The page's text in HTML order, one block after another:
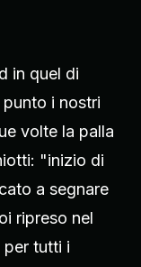
in quel di
i nostri
volte la palla
"inizio di
a segnare
ripreso nel
tutti i